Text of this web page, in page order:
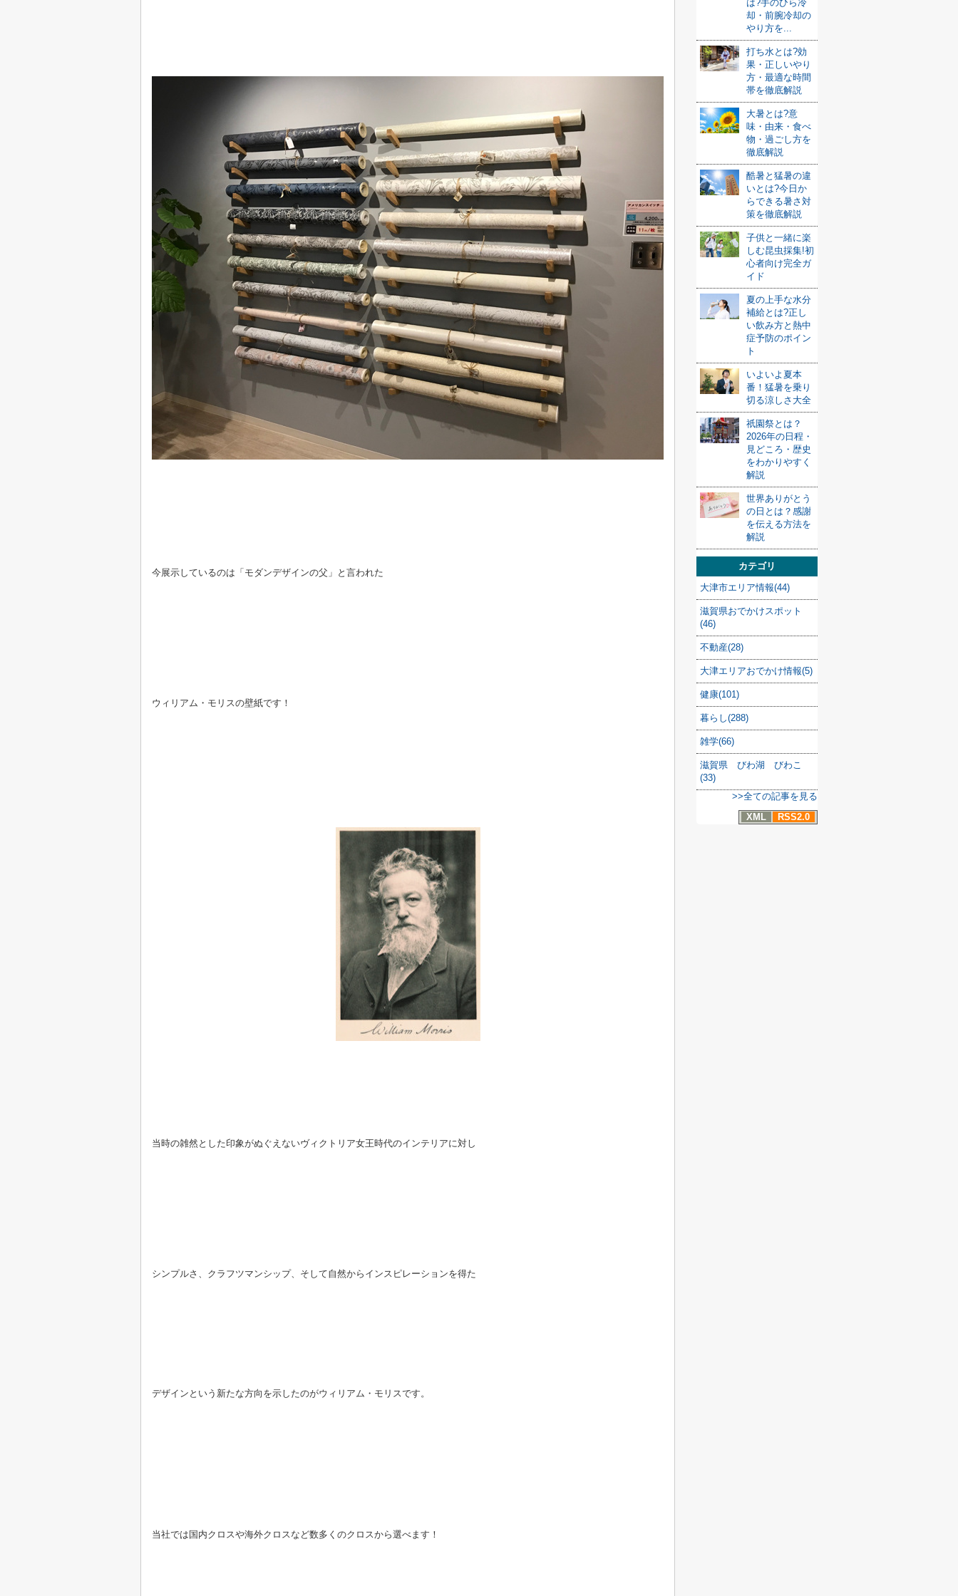
今展示しているのは「モダンデザインの父」と言われた
ウィリアム・モリスの壁紙です！
当時の雑然とした印象がぬぐえないヴィクトリア女王時代のインテリアに対し
シンプルさ、クラフツマンシップ、そして自然からインスピレーションを得た
デザインという新たな方向を示したのがウィリアム・モリスです。
当社では国内クロスや海外クロスなど数多くのクロスから選べます！
は?手のひら冷
却・前腕冷却の
やり方を...
打ち水とは?効
果・正しいやり
方・最適な時間
帯を徹底解説
大暑とは?意
味・由来・食べ
物・過ごし方を
徹底解説
酷暑と猛暑の違
いとは?今日か
らできる暑さ対
策を徹底解説
子供と一緒に楽
しむ昆虫採集!初
心者向け完全ガ
イド
夏の上手な水分
補給とは?正し
い飲み方と熱中
症予防のポイン
ト
いよいよ夏本
番！猛暑を乗り
切る涼しさ大全
祇園祭とは？
2026年の日程・
見どころ・歴史
をわかりやすく
解説
世界ありがとう
の日とは？感謝
を伝える方法を
解説
カテゴリ
大津市エリア情報(44)
滋賀県おでかけスポット
(46)
不動産(28)
大津エリアおでかけ情報(5)
健康(101)
暮らし(288)
雑学(66)
滋賀県 びわ湖 びわこ
(33)
>>全ての記事を見る
XML
RSS2.0